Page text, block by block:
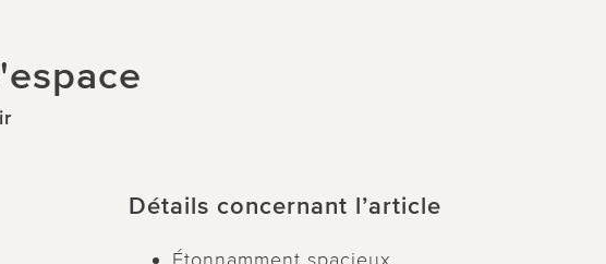
Détails concernant l’article